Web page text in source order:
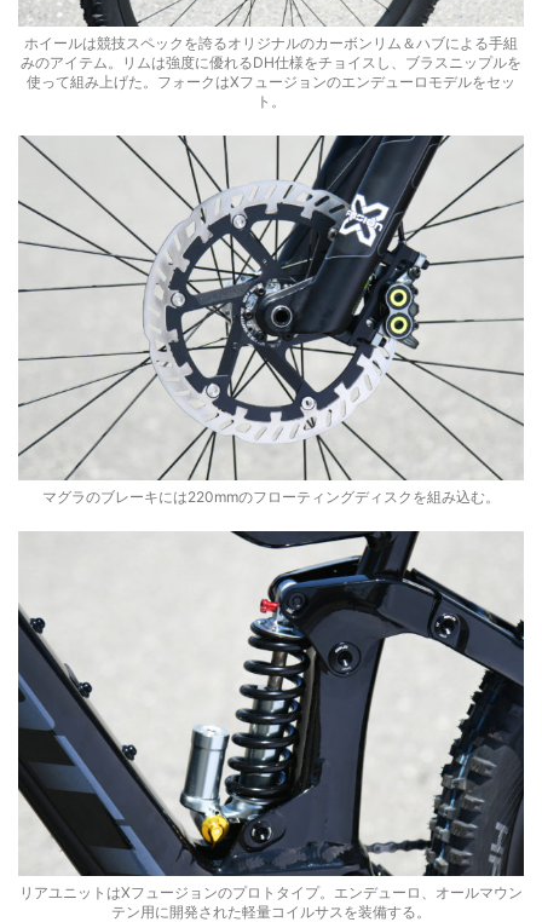
ホイールは競技スペックを誇るオリジナルのカーボンリム＆ハブによる手組
みのアイテム。リムは強度に優れるDH仕様をチョイスし、ブラスニップルを
使って組み上げた。フォークはXフュージョンのエンデューロモデルをセッ
ト。
マグラのブレーキには220mmのフローティングディスクを組み込む。
リアユニットはXフュージョンのプロトタイプ。エンデューロ、オールマウン
テン用に開発された軽量コイルサスを装備する。